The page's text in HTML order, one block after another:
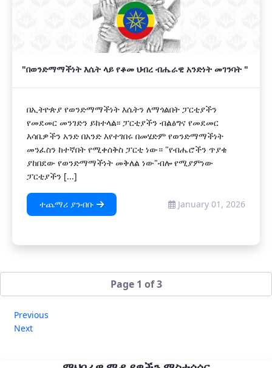
"በወንድማማችነት እሴት ላይ የቆመ ህብረ ብሔራዊ አንድነት መገንባት "
በኢትዮጵያ የወንድማማችነት እሴትን ለማጎልበት ፓርቲያችን
የመደመር መንገድን ይከተላል፡፡ ፓርቲያችን ብልፅግና የመደመር
እሳቤዎችን አንድ በአንድ እየተገበሩ በመሄድም የወንድማማችነት
መንፈስን ከተኛበት የሚቀሰቅስ ፓርቲ ነው። "የብሔሮችን ጥያቄ
ያከበደው የወንድማማችነት መቅለል ነው"ብሎ የሚያምነው
ፓርቲያችን [...]
ተጨማሪ ያንብቡ January 01, 2026
Page 1 of 3
Previous
Next